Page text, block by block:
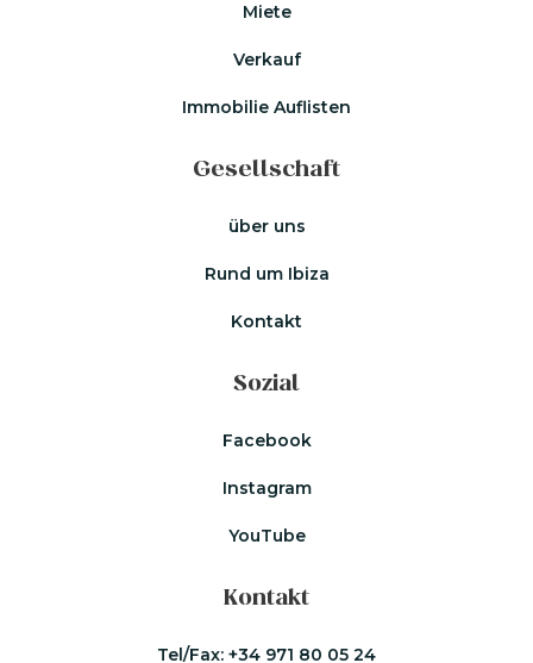
Miete
Verkauf
Immobilie Auflisten
Gesellschaft
über uns
Rund um Ibiza
Kontakt
Sozial
Facebook
Instagram
YouTube
Kontakt
Tel/Fax: +34 971 80 05 24